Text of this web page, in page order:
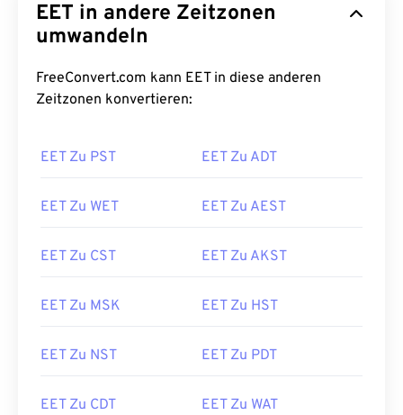
EET in andere Zeitzonen
umwandeln
FreeConvert.com kann EET in diese anderen
Zeitzonen konvertieren:
EET Zu PST EET Zu ADT
EET Zu WET EET Zu AEST
EET Zu CST EET Zu AKST
EET Zu MSK EET Zu HST
EET Zu NST EET Zu PDT
EET Zu CDT EET Zu WAT